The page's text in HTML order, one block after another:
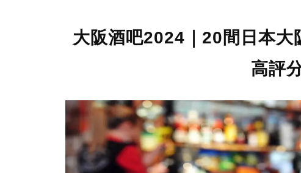
大阪酒吧2024｜20間日本
高評